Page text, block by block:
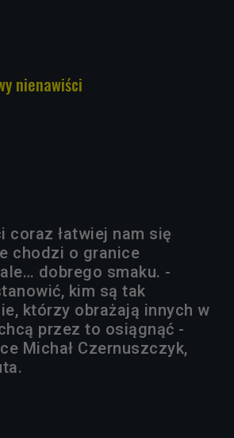
nienawiści
coraz łatwiej nam się
chodzi o granice
dobrego smaku. -
kim są tak
którzy obrażają innych w
przez to osiągnąć -
Michał Czernuszczyk,